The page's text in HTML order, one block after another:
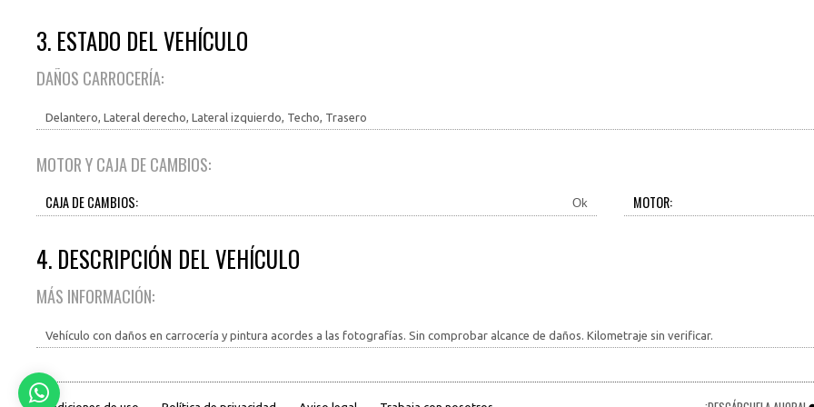
3. ESTADO DEL VEHÍCULO
DAÑOS CARROCERÍA:
Delantero, Lateral derecho, Lateral izquierdo, Techo, Trasero
MOTOR Y CAJA DE CAMBIOS:
CAJA DE CAMBIOS: Ok MOTOR:
4. DESCRIPCIÓN DEL VEHÍCULO
MÁS INFORMACIÓN:
Vehículo con daños en carrocería y pintura acordes a las fotografías. Sin comprobar alcance de daños. Kilometraje sin verificar.